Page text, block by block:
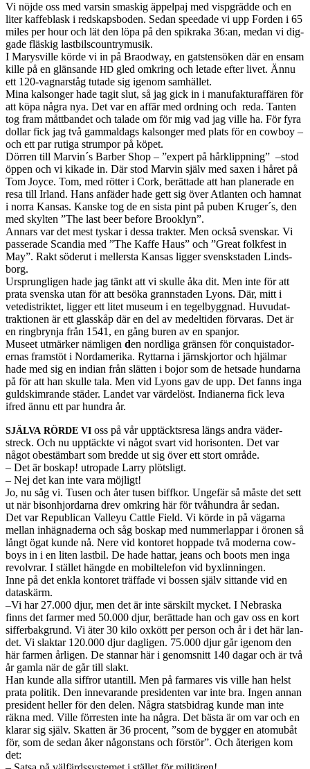
Vi nöjde oss med varsin smaskig äppel­paj med visp­grädde och en
liter kaf­feblask i red­skaps­bo­den. Sedan speedade vi upp For­den i 65
miles per hour och lät den löpa på den spikraka 36:an, medan vi dig­
gade fläskig last­bilscoun­try­musik.
I Marysville körde vi in på Braod­way, en gat­sten­söken där en ensam
kille på en glän­sande HD gled omkring och letade efter livet. Ännu
ett 120-vagnarståg tutade sig igenom samhäl­let.
Mina kalsonger hade tagit slut, så jag gick in i man­u­fak­tu­raf­fären för
att köpa några nya. Det var en affär med ord­ning och reda. Tan­ten
tog fram måt­tban­det och talade om för mig vad jag ville ha. För fyra
dol­lar fick jag två gammaldags kalsonger med plats för en cow­boy –
och ett par rutiga strumpor på köpet.
Dör­ren till Marvin´s Bar­ber Shop – ”expert på hårk­lipp­n­ing” –stod
öppen och vi kikade in. Där stod Mar­vin själv med saxen i håret på
Tom Joyce. Tom, med röt­ter i Cork, berät­tade att han plan­er­ade en
resa till Irland. Hans anfäder hade gett sig över Atlanten och ham­nat
i norra Kansas. Kanske tog de en sista pint på puben Kruger´s, den
med skyl­ten ”The last beer before Brook­lyn”.
Annars var det mest tyskar i dessa trak­ter. Men också sven­skar. Vi
passer­ade Scan­dia med ”The Kaffe Haus” och ”Great folk­fest in
May”. Rakt söderut i meller­sta Kansas lig­ger sven­skstaden Linds­
borg.
Ursprung­li­gen hade jag tänkt att vi skulle åka dit. Men inte för att
prata sven­ska utan för att besöka grannstaden Lyons. Där, mitt i
vete­dis­trik­tet, lig­ger ett litet museum i en tegel­byg­gnad. Huvu­dat­
trak­tio­nen är ett glasskåp där en del av medelti­den för­varas. Det är
en ring­brynja från 1541, en gång buren av en span­jor.
Museet utmärker näm­li­gen den nordliga gränsen för con­quis­ta­dor­
ernas fram­stöt i Nor­damerika. Ryt­tarna i järn­skjor­tor och hjäl­mar
hade med sig en indian från slät­ten i bojor som de het­sade hun­darna
på för att han skulle tala. Men vid Lyons gav de upp. Det fanns inga
guld­skim­rande städer. Lan­det var värdelöst. Indi­an­erna fick leva
ifred ännu ett par hun­dra år.
SJÄLVA RÖRDE VI oss på vår upp­täck­t­sresa längs andra väder­
streck. Och nu upp­täckte vi något svart vid horison­ten. Det var
något obestäm­bart som bredde ut sig över ett stort område.
– Det är boskap! utropade Larry plöt­sligt.
– Nej det kan inte vara möjligt!
Jo, nu såg vi. Tusen och åter tusen bif­fkor. Unge­fär så måste det sett
ut när bison­hjor­darna drev omkring här för tvåhun­dra år sedan.
Det var Repub­li­can Val­leyu Cat­tle Field. Vi körde in på vägarna
mel­lan inhäg­naderna och såg boskap med num­mer­lap­par i öro­nen så
långt ögat kunde nå. Nere vid kon­toret hop­pade två mod­erna cow­
boys in i en liten last­bil. De hade hat­tar, jeans och boots men inga
revolvrar. I stäl­let hängde en mobil­tele­fon vid byxlin­nin­gen.
Inne på det enkla kon­toret träf­fade vi bossen själv sit­tande vid en
dataskärm.
–Vi har 27.000 djur, men det är inte särskilt mycket. I Nebraska
finns det farmer med 50.000 djur, berät­tade han och gav oss en kort
sif­fer­bak­grund. Vi äter 30 kilo oxkött per per­son och år i det här lan­
det. Vi slak­tar 120.000 djur dagli­gen. 75.000 djur går igenom den
här far­men årli­gen. De stan­nar här i genom­snitt 140 dagar och är två
år gamla när de går till slakt.
Han kunde alla siffror utan­till. Men på far­mares vis ville han helst
prata poli­tik. Den innevarande pres­i­den­ten var inte bra. Ingen annan
pres­i­dent heller för den delen. Några stats­bidrag kunde man inte
räkna med. Ville för­resten inte ha några. Det bästa är om var och en
klarar sig själv. Skat­ten är 36 pro­cent, ”som de byg­ger en ato­m­ubåt
för, som de sedan åker någon­stans och förstör”. Och återi­gen kom
det: